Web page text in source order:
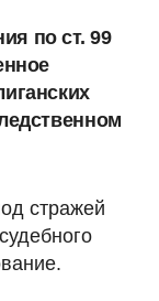
по ст. 99
стражей